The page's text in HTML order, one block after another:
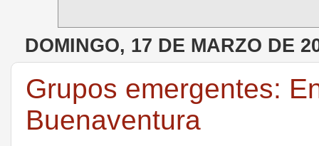
DOMINGO, 17 DE MARZO DE
Grupos emergentes:
Buenaventura